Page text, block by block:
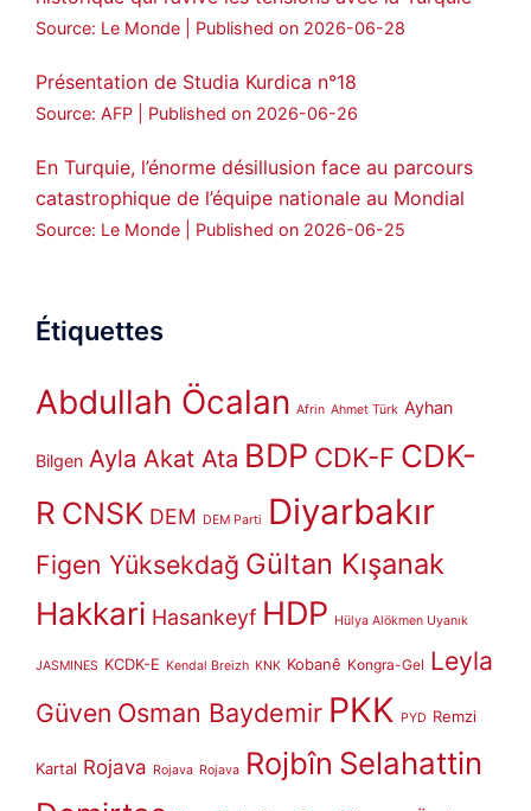
Source: Le Monde Published on 2026-06-28
Présentation de Studia Kurdica n°18
Source: AFP Published on 2026-06-26
En Turquie, l’énorme désillusion face au parcours
catastrophique de l’équipe nationale au Mondial
Source: Le Monde Published on 2026-06-25
Étiquettes
Abdullah Öcalan Afrin Ahmet Türk Ayhan
Bilgen Ayla Akat Ata BDP CDK-F CDK-
R CNSK DEM DEM Parti Diyarbakır
Figen Yüksekdağ Gültan Kışanak
Hakkari Hasankeyf HDP Hülya Alökmen Uyanık
JASMINES KCDK-E Kendal Breizh KNK Kobanê Kongra-Gel Leyla
Güven Osman Baydemir PKK PYD Remzi
Kartal Rojava Rojava Rojava Rojbîn Selahattin